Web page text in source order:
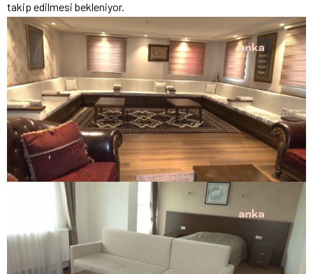
takip edilmesi bekleniyor.